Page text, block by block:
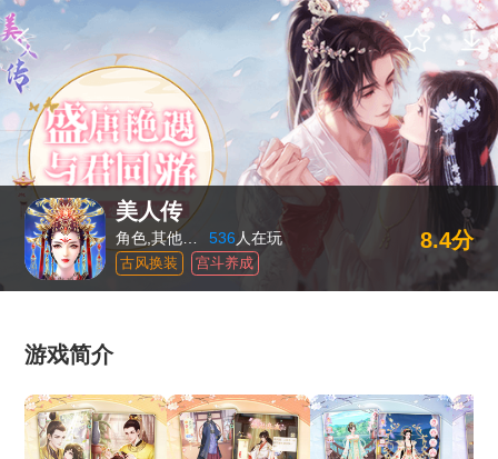
美人传
角色,其他游戏 536 人在玩
古风换装 宫斗养成
8.4分
游戏简介